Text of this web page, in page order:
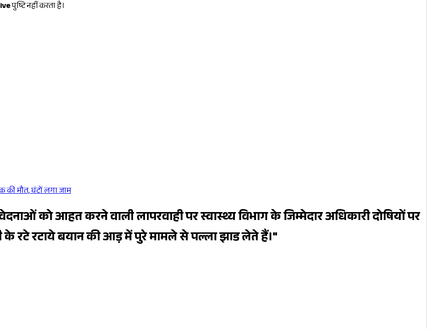
पुष्टि नहीं करता है।
Sponsored
की मौत, घंटों लगा जाम
को आहत करने वाली लापरवाही पर स्वास्थ्य विभाग के जिम्मेदार अधिकारी दोषियों पर
के रटे रटाये बयान की आड़ में पुरे मामले से पल्ला झाड लेते हैं।"